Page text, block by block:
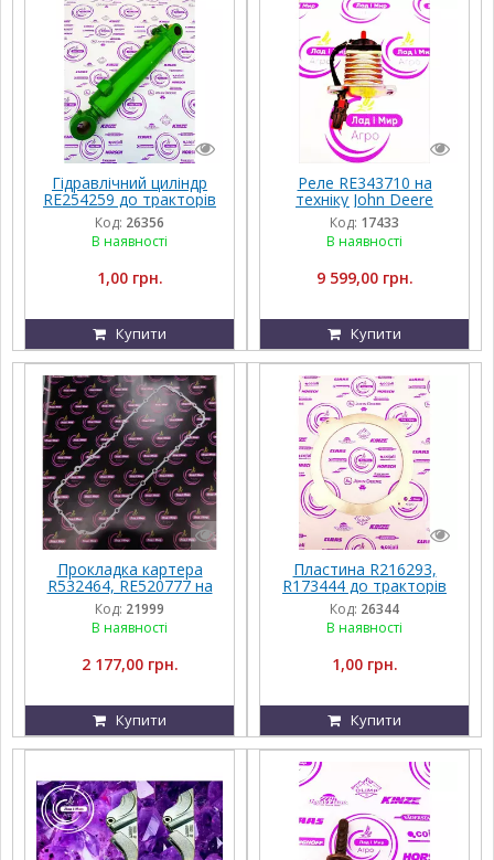
Гідравлічний циліндр
RE254259 до тракторів
John Deere 2854, 8130,
8225R, 8230, 8270R,
8310R, 7430, 8530
Код: 26356
В наявності
1,00 грн.
Купити
Реле RE343710 на
техніку John Deere
Код: 17433
В наявності
9 599,00 грн.
Купити
Прокладка картера
R532464, RE520777 на
двигун 7,6л John Deere
Код: 21999
В наявності
2 177,00 грн.
Купити
Пластина R216293,
R173444 до тракторів
John Deere 1654, 1854,
2054, 2204, 2104, 5620,
5720, 5820, 6010, 6210,
Код: 26344
В наявності
1,00 грн.
Купити